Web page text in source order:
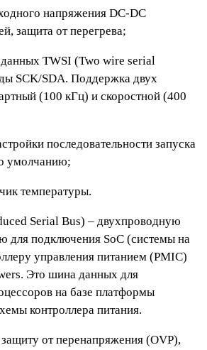
напряжения DC-DC
защита от перегрева;
TWSI (Two wire serial
SCK/SDA. Поддержка двух
(100 кГц) и скоростной (400
последовательности запуска
умолчанию;
температуры.
Serial Bus) – двухпроводную
для подключения SoC (системы на
управления питанием (PMIC)
Это шина данных для
на базе платформы
контроллера питания.
от перенапряжения (OVP),